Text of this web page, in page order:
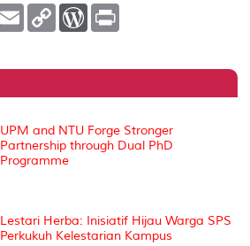
E
m
l
C
L
n
W
P
e
s
t
UPM and NTU Forge Stronger
Partnership through Dual PhD
Programme
Lestari Herba: Inisiatif Hijau Warga SPS
Perkukuh Kelestarian Kampus